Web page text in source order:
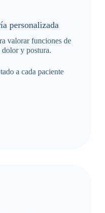
personalizada
valorar funciones de
y postura.
a cada paciente